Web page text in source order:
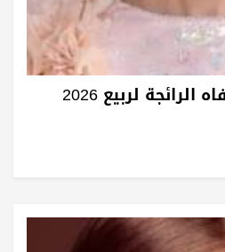
لربيع 2026